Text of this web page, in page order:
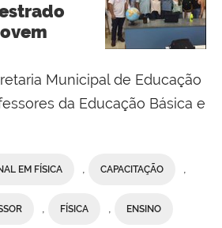
Municipal de Educação
da Educação Básica e
EM FÍSICA CAPACITAÇÃO
FÍSICA ENSINO